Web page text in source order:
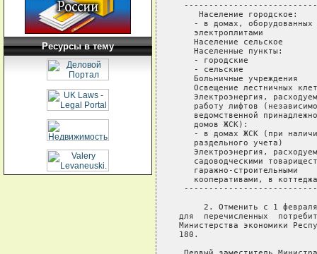
Ресурсы в тему
Население городское:
- в домах, оборудованных
   электроплитами
Население сельское
   Населенные пункты:
- городские
- сельские
Больничные учреждения
Освещение лестничных
Электроэнергия,
работу лифтов
ведомственной
   домов ЖСК):
- в домах ЖСК (при
   раздельного учета)
Электроэнергия,
садоводческими
гаражно-строительными
кооперативами, в
2. Отменить с 1
для  перечисленных
Министерства экономики
180.